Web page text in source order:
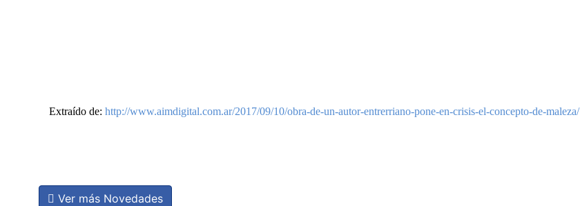
Extraído de: http://www.aimdigital.com.ar/2017/09/10/obra-de-un-autor-entrerriano-pone-en-crisis-el-concepto-de-maleza/
Ver más Novedades